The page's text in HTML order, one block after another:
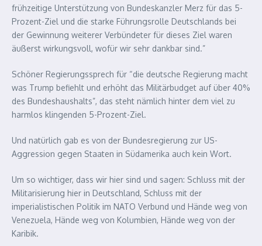
frühzeitige Unterstützung von Bundeskanzler Merz für das 5-
Prozent-Ziel und die starke Führungsrolle Deutschlands bei
der Gewinnung weiterer Verbündeter für dieses Ziel waren
äußerst wirkungsvoll, wofür wir sehr dankbar sind.”
Schöner Regierungssprech für “die deutsche Regierung macht
was Trump befiehlt und erhöht das Militärbudget auf über 40%
des Bundeshaushalts”, das steht nämlich hinter dem viel zu
harmlos klingenden 5-Prozent-Ziel.
Und natürlich gab es von der Bundesregierung zur US-
Aggression gegen Staaten in Südamerika auch kein Wort.
Um so wichtiger, dass wir hier sind und sagen: Schluss mit der
Militarisierung hier in Deutschland, Schluss mit der
imperialistischen Politik im NATO Verbund und Hände weg von
Venezuela, Hände weg von Kolumbien, Hände weg von der
Karibik.